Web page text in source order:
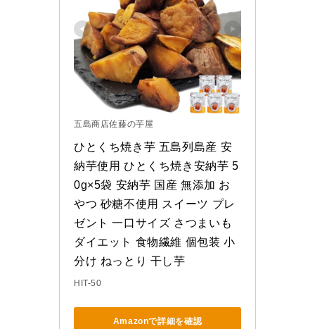
五島商店佐藤の芋屋
ひとくち焼き芋 五島列島産 安
納芋使用 ひとくち焼き安納芋 5
0g×5袋 安納芋 国産 無添加 お
やつ 砂糖不使用 スイーツ プレ
ゼント 一口サイズ さつまいも
ダイエット 食物繊維 個包装 小
分け ねっとり 干し芋
HIT-50
Amazonで詳細を確認